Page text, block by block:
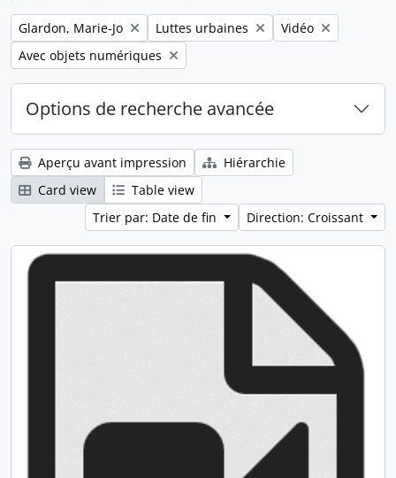
Remove filter:
Glardon, Marie-Jo Remove filter:
Luttes urbaines Remove filter:
Vidéo
Remove filter:
Avec objets numériques
Options de recherche avancée
Aperçu avant impression
Hiérarchie
Card view
Table view
Trier par: Date de fin
Direction: Croissant